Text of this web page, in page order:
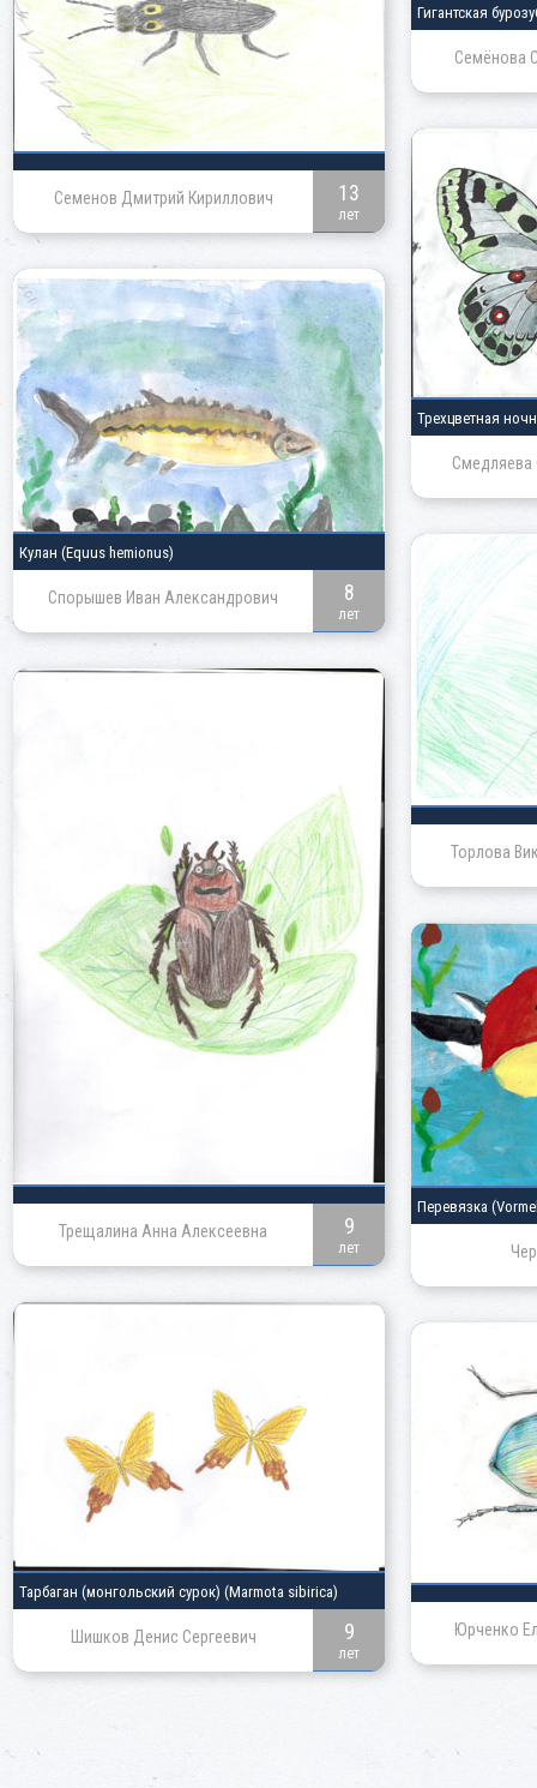
Гигантская
Семёнова
Семенов Дмитрий Кириллович 13
лет
Трехцветная
Смедляева
Кулан (Equus hemionus)
Спорышев Иван Александрович 8
лет
Торлова
Трещалина Анна Алексеевна 9
лет
Перевязка
Тарбаган (монгольский сурок) (Marmota sibirica)
Шишков Денис Сергеевич 9
лет
Юрченко